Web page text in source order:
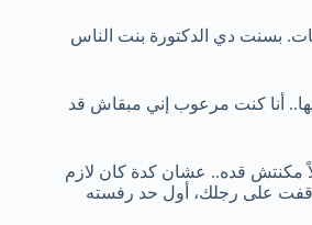
بسنت دي الدكتورة بنت الناس
أنا كنت مرعوب إني مبقاش قد
مكنتش قده.. عشان كدة كان لازم
وقفت على رجلك، أول حد رفسته